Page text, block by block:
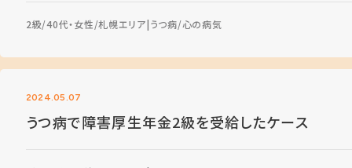
2級 40代・女性 札幌エリア うつ病 心の病気
2024.05.07
うつ病で障害厚生年金2級を受給したケース